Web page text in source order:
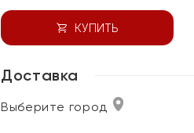
КУПИТЬ
Доставка
Выберите город